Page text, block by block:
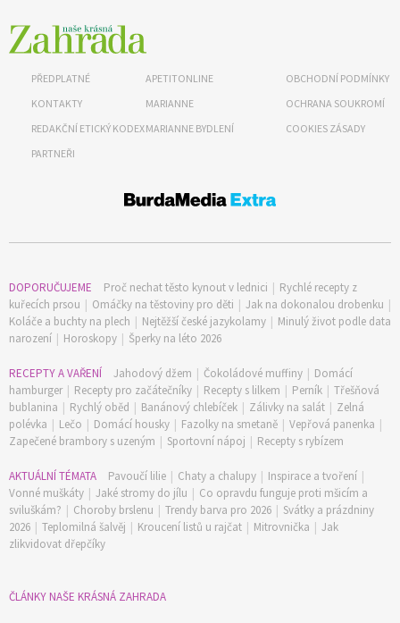
PŘEDPLATNÉ
KONTAKTY
REDAKČNÍ ETICKÝ KODEX
PARTNEŘI
APETITONLINE
MARIANNE
MARIANNE BYDLENÍ
OBCHODNÍ PODMÍNKY
OCHRANA SOUKROMÍ
COOKIES ZÁSADY
DOPORUČUJEME Proč nechat těsto kynout v lednici
Rychlé recepty z
kuřecích prsou
Omáčky na těstoviny pro děti Jak na dokonalou drobenku
Koláče a buchty na plech
Nejtěžší české jazykolamy
Minulý život podle data
narození
Horoskopy Šperky na léto 2026
RECEPTY A VAŘENÍ Jahodový džem Čokoládové muffiny
Domácí
hamburger
Recepty pro začátečníky Recepty s lilkem Perník
Třešňová
bublanina
Rychlý oběd Banánový chlebíček Zálivky na salát
Zelná
polévka
Lečo Domácí housky Fazolky na smetaně Vepřová panenka
Zapečené brambory s uzeným
Sportovní nápoj Recepty s rybízem
AKTUÁLNÍ TÉMATA Pavoučí lilie Chaty a chalupy Inspirace a tvoření
Vonné muškáty
Jaké stromy do jílu
Co opravdu funguje proti mšicím a
sviluškám?
Choroby brslenu Trendy barva pro 2026
Svátky a prázdniny
2026
Teplomilná šalvěj Kroucení listů u rajčat Mitrovnička
Jak
zlikvidovat dřepčíky
ČLÁNKY NAŠE KRÁSNÁ ZAHRADA